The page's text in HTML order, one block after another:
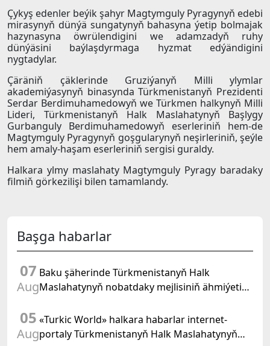
Çykyş edenler beýik şahyr Magtymguly Pyragynyň edebi
mirasynyň dünýä sungatynyň bahasyna ýetip bolmajak
hazynasyna öwrülendigini we adamzadyň ruhy
dünýäsini baýlaşdyrmaga hyzmat edýändigini
nygtadylar.
Çäräniň çäklerinde Gruziýanyň Milli ylymlar
akademiýasynyň binasynda Türkmenistanyň Prezidenti
Serdar Berdimuhamedowyň we Türkmen halkynyň Milli
Lideri, Türkmenistanyň Halk Maslahatynyň Başlygy
Gurbanguly Berdimuhamedowyň eserleriniň hem-de
Magtymguly Pyragynyň goşgularynyň neşirleriniň, şeýle
hem amaly-haşam eserleriniň sergisi guraldy.
Halkara ylmy maslahaty Magtymguly Pyragy baradaky
filmiň görkezilişi bilen tamamlandy.
Başga habarlar
07
Aug
Baku şäherinde Türkmenistanyň Halk
Maslahatynyň nobatdaky mejlisiniň ähmiýetine
Kararnamasyna bagyşlanan maslahat geçirildi
05
Aug
«Turkic World» halkara habarlar internet-
portaly Türkmenistanyň Halk Maslahatynyň